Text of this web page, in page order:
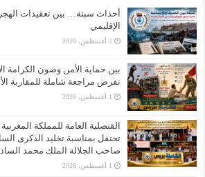
أحداث سبتة… بين تعقيدات
الإقليمي
2 أغسطس، 2026
بين حماية الأمن وصون الكرامة
تفرض مراجعة شاملة للمقاربة
1 أغسطس، 2026
القنصلية العامة للمملكة
تحتفل بمناسبة تخليد الذكرى
صاحب الجلالة الملك محمد
1 أغسطس، 2026